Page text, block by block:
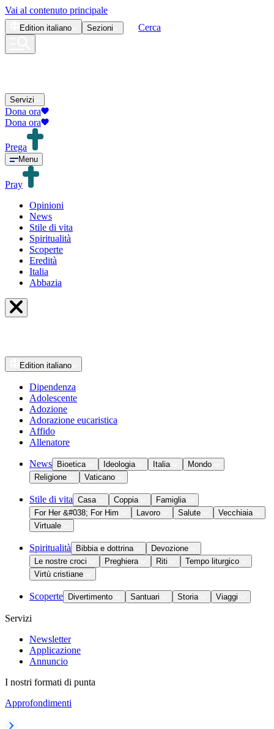
Vai al contenuto principale
Edition italiano Sezioni Cerca
Servizi
Dona ora
Dona ora
Prega
Menu
Pray
Opinioni
News
Stile di vita
Spiritualità
Scoperte
Eredità
Italia
Abbazia
Edition italiano
Dipendenza
Adolescente
Adozione
Adorazione eucaristica
Affido
Allenatore
News Bioetica Ideologia Italia
Mondo
Religione
Vaticano
Stile di vita Casa Coppia
Famiglia
For Her &#038; For Him
Lavoro Salute
Vecchiaia
Virtuale
Spiritualità Bibbia e dottrina
Devozione
Le nostre croci
Preghiera Riti
Tempo liturgico
Virtù cristiane
Scoperte Divertimento Santuari Storia Viaggi
Servizi
Newsletter
Applicazione
Annuncio
I nostri formati di punta
Approfondimenti